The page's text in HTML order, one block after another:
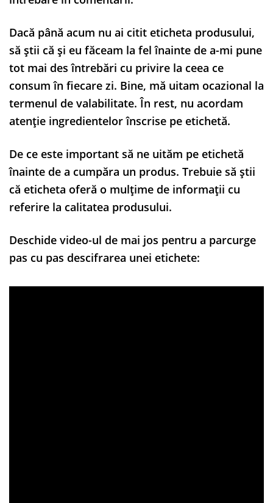
Dacă până acum nu ai citit eticheta produsului,
să știi că și eu făceam la fel înainte de a-mi pune
tot mai des întrebări cu privire la ceea ce
consum în fiecare zi. Bine, mă uitam ocazional la
termenul de valabilitate. În rest, nu acordam
atenție ingredientelor înscrise pe etichetă.
De ce este important să ne uităm pe etichetă
înainte de a cumpăra un produs. Trebuie să știi
că eticheta oferă o mulțime de informații cu
referire la calitatea produsului.
Deschide video-ul de mai jos pentru a parcurge
pas cu pas descifrarea unei etichete: